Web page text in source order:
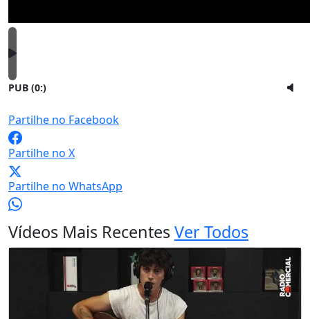
PUB (0:)
Partilhe no Facebook
Partilhe no X
Partilhe no WhatsApp
Vídeos Mais RecentesVer Todos